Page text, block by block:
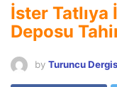
İster Tatlıya
Deposu
by Turuncu